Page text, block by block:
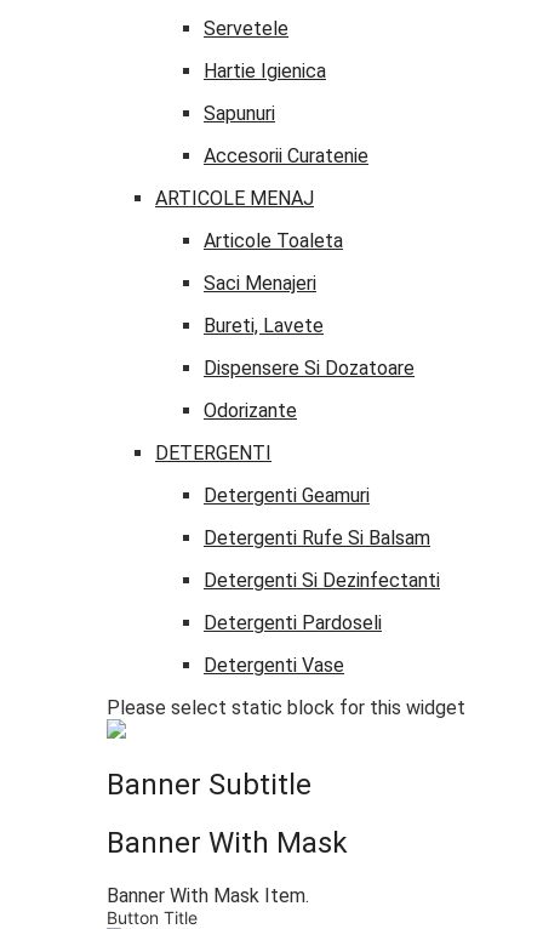
Servetele
Hartie Igienica
Sapunuri
Accesorii Curatenie
ARTICOLE MENAJ
Articole Toaleta
Saci Menajeri
Bureti, Lavete
Dispensere Si Dozatoare
Odorizante
DETERGENTI
Detergenti Geamuri
Detergenti Rufe Si Balsam
Detergenti Si Dezinfectanti
Detergenti Pardoseli
Detergenti Vase
Please select static block for this widget
Banner Subtitle
Banner With Mask
Banner With Mask Item.
Button Title